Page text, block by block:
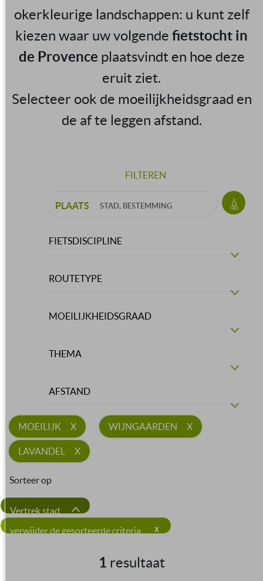
okerkleurige landschappen: u kunt zelf
kiezen waar uw volgende fietstocht in
de Provence plaatsvindt en hoe deze
eruit ziet.
Selecteer ook de moeilijkheidsgraad en
de af te leggen afstand.
FILTEREN
PLAATS
FIETSDISCIPLINE
ROUTETYPE
MOEILIJKHEIDSGRAAD
THEMA
AFSTAND
MOEILIJK WIJNGAARDEN
LAVANDEL
Sorteer op
Vertrek stad
verwijder de gesorteerde criteria
1 resultaat